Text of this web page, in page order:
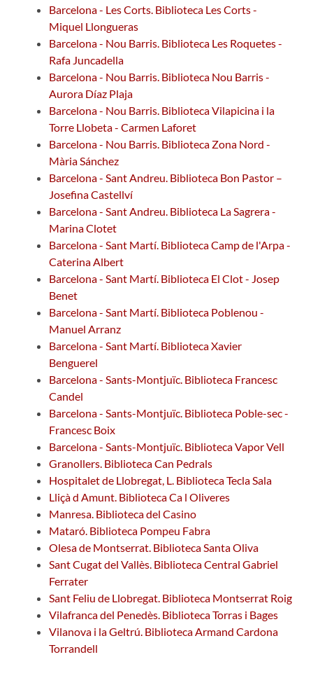
Barcelona - Les Corts. Biblioteca Les Corts -
Miquel Llongueras
Barcelona - Nou Barris. Biblioteca Les Roquetes -
Rafa Juncadella
Barcelona - Nou Barris. Biblioteca Nou Barris -
Aurora Díaz Plaja
Barcelona - Nou Barris. Biblioteca Vilapicina i la
Torre Llobeta - Carmen Laforet
Barcelona - Nou Barris. Biblioteca Zona Nord -
Mària Sánchez
Barcelona - Sant Andreu. Biblioteca Bon Pastor –
Josefina Castellví
Barcelona - Sant Andreu. Biblioteca La Sagrera -
Marina Clotet
Barcelona - Sant Martí. Biblioteca Camp de l'Arpa -
Caterina Albert
Barcelona - Sant Martí. Biblioteca El Clot - Josep
Benet
Barcelona - Sant Martí. Biblioteca Poblenou -
Manuel Arranz
Barcelona - Sant Martí. Biblioteca Xavier
Benguerel
Barcelona - Sants-Montjuïc. Biblioteca Francesc
Candel
Barcelona - Sants-Montjuïc. Biblioteca Poble-sec -
Francesc Boix
Barcelona - Sants-Montjuïc. Biblioteca Vapor Vell
Granollers. Biblioteca Can Pedrals
Hospitalet de Llobregat, L. Biblioteca Tecla Sala
Lliçà d Amunt. Biblioteca Ca l Oliveres
Manresa. Biblioteca del Casino
Mataró. Biblioteca Pompeu Fabra
Olesa de Montserrat. Biblioteca Santa Oliva
Sant Cugat del Vallès. Biblioteca Central Gabriel
Ferrater
Sant Feliu de Llobregat. Biblioteca Montserrat Roig
Vilafranca del Penedès. Biblioteca Torras i Bages
Vilanova i la Geltrú. Biblioteca Armand Cardona
Torrandell